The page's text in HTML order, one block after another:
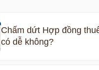
Chấm dứt Hợp đồng
có dễ không?